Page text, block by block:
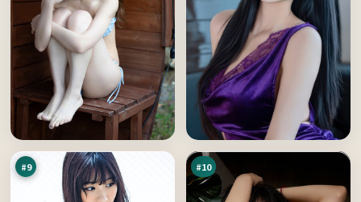
#9
边
下万
#10
游
逆
风
局
87
万